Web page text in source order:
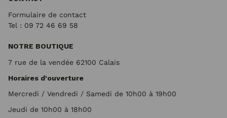
Formulaire de contact
Tel : 09 72 46 69 58
NOTRE BOUTIQUE
7 rue de la vendée 62100 Calais
Horaires d'ouverture
Mercredi / Vendredi / Samedi de 10h00 à 19h00
Jeudi de 10h00 à 18h00